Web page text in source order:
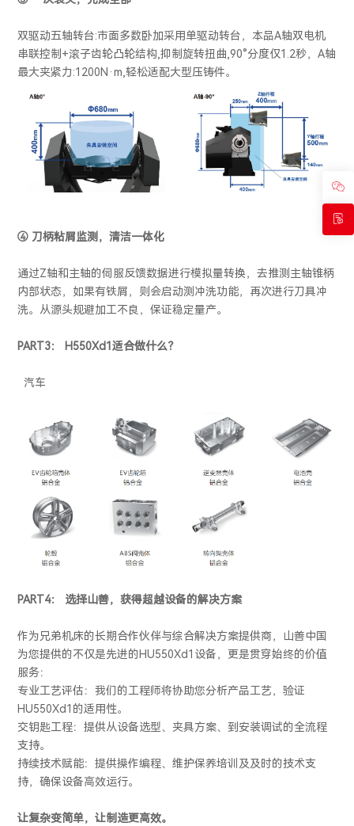
双驱动五轴转台:市面多数卧加采用单驱动转台，本品A轴双电机
串联控制+滚子齿轮凸轮结构,抑制旋转扭曲,90°分度仅1.2秒，A轴
最大夹紧力:1200N·m,轻松适配大型压铸件。
④ 刀柄粘屑监测，清洁一体化
通过Z轴和主轴的伺服反馈数据进行模拟量转换，去推测主轴锥柄
内部状态，如果有铁屑，则会启动测冲洗功能，再次进行刀具冲
洗。从源头规避加工不良，保证稳定量产。
PART3： H550Xd1适合做什么？
汽车
PART4： 选择山善，获得超越设备的解决方案
作为兄弟机床的长期合作伙伴与综合解决方案提供商，山善中国
为您提供的不仅是先进的HU550Xd1设备，更是贯穿始终的价值
服务：
专业工艺评估：我们的工程师将协助您分析产品工艺，验证
HU550Xd1的适用性。
交钥匙工程：提供从设备选型、夹具方案、到安装调试的全流程
支持。
持续技术赋能：提供操作编程、维护保养培训及及时的技术支
持，确保设备高效运行。
让复杂变简单，让制造更高效。